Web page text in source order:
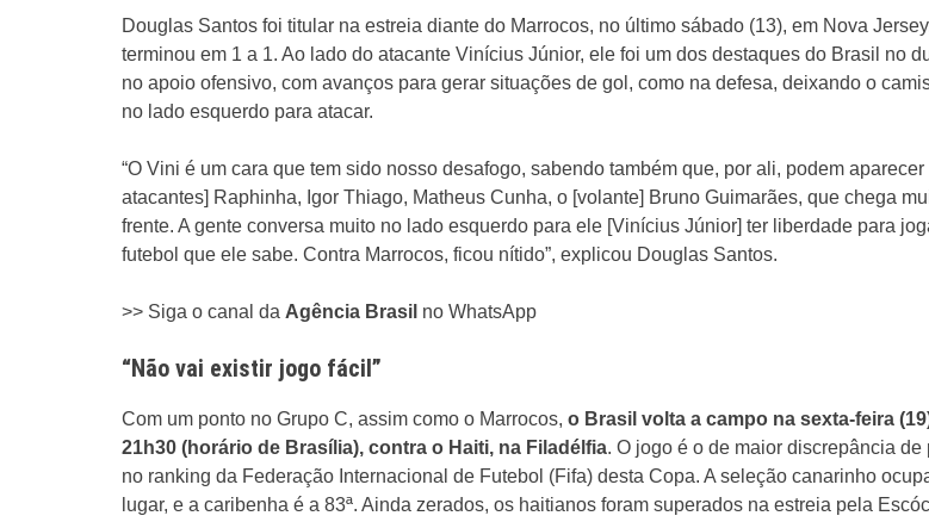
Douglas Santos foi titular na estreia diante do Marrocos, no último sábado (13), em Nova
terminou em 1 a 1. Ao lado do atacante Vinícius Júnior, ele foi um dos destaques do Brasil no
no apoio ofensivo, com avanços para gerar situações de gol, como na defesa, deixando o
no lado esquerdo para atacar.
“O Vini é um cara que tem sido nosso desafogo, sabendo também que, por ali, podem aparecer
atacantes] Raphinha, Igor Thiago, Matheus Cunha, o [volante] Bruno Guimarães, que chega
frente. A gente conversa muito no lado esquerdo para ele [Vinícius Júnior] ter liberdade para
futebol que ele sabe. Contra Marrocos, ficou nítido”, explicou Douglas Santos.
>> Siga o canal da Agência Brasil no WhatsApp
“Não vai existir jogo fácil”
Com um ponto no Grupo C, assim como o Marrocos, o Brasil volta a campo na sexta-feira
21h30 (horário de Brasília), contra o Haiti, na Filadélfia. O jogo é o de maior discrepância de
no ranking da Federação Internacional de Futebol (Fifa) desta Copa. A seleção canarinho
lugar, e a caribenha é a 83ª. Ainda zerados, os haitianos foram superados na estreia pela